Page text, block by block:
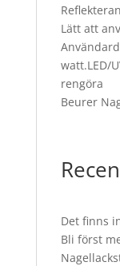
Lätt att
watt.LED/
rengöra
Beurer
Det finns
Bli först